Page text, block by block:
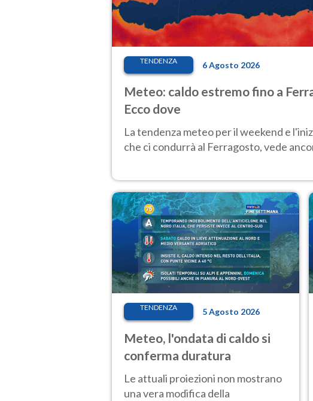
TENDENZA 6 Agosto 2026
Meteo: caldo estremo fino a
Ecco dove
La tendenza meteo per il weekend e
che ci condurrà al Ferragosto, vede
TENDENZA 5 Agosto 2026
Meteo, l'ondata di caldo si
conferma duratura
Le attuali proiezioni non mostrano
una vera modifica della